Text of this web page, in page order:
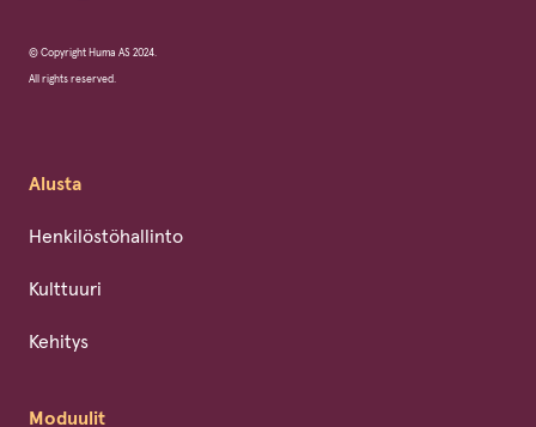
© Copyright Huma AS 2024.
All rights reserved.
Alusta
Henkilöstöhallinto
Kulttuuri
Kehitys
Moduulit